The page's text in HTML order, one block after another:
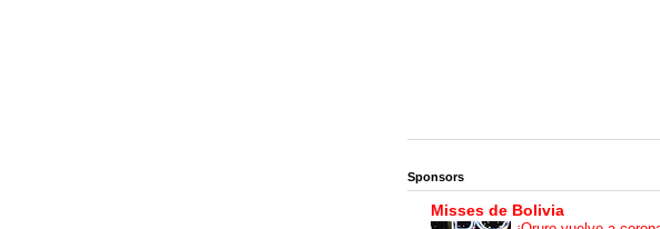
Sponsors
Misses de Bolivia